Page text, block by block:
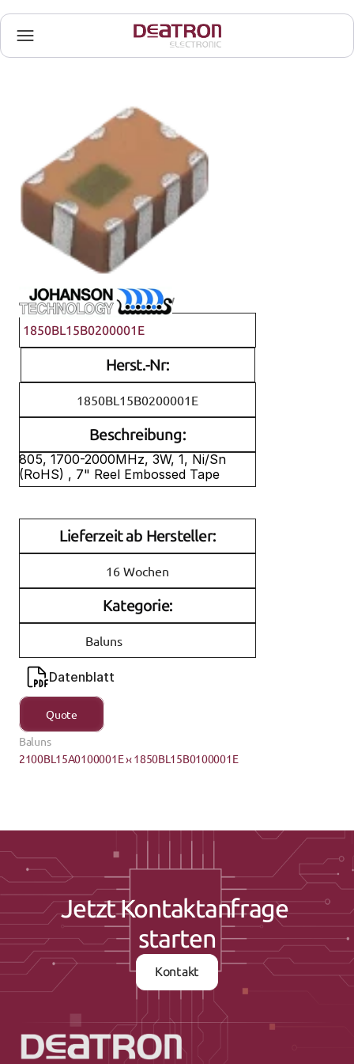
Johanson Technology
1850BL15B0200001E
Herst.-Nr:
1850BL15B0200001E
Beschreibung:
805, 1700-2000MHz, 3W, 1, Ni/Sn
(RoHS) , 7" Reel Embossed Tape
Lieferzeit ab Hersteller:
16 Wochen
Kategorie:
Baluns
Datenblatt
Quote
Baluns
2100BL15A0100001E ›‹ 1850BL15B0100001E
Jetzt Kontaktanfrage
starten
Kontakt